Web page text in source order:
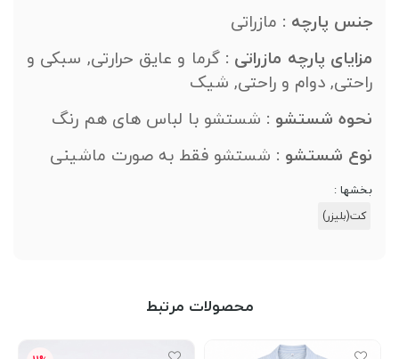
پارچه :مازراتی
پارچه مازراتی :گرما و عایق حرارتی, سبکی و
دوام و راحتی, شیک
شستشو :شستشو با لباس های هم رنگ
شستشو :شستشو فقط به صورت ماشینی
:
کت(بلیزر)
محصولات مرتبط